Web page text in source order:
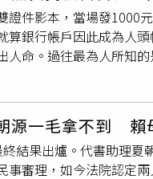
安全的方式捍衛自身
、教育部反霸凌投訴
圖／資料照）
停止執行」，北高行
的官民角力無奈開打
520」在越南當地登記
基層公務員身分扛，
才趕緊同阮妹在台補辦
發了身分證與戶籍謄本
女方是勞動部管制移工
回，只能進一步指望
管制？原來她早前在
件影本，當場發1000
銀行帳戶因此成為人
命。過往最為人所知
人共謀，以安排工作
請貸款，粗估累計向銀
，再騙往中國黃山遊玩
」與「提款卡」，將人
兒子短時間內結婚又
更意外發現709號房內
源一毛拿不到
結果出爐。代書助理夏
審理，如今法院認定